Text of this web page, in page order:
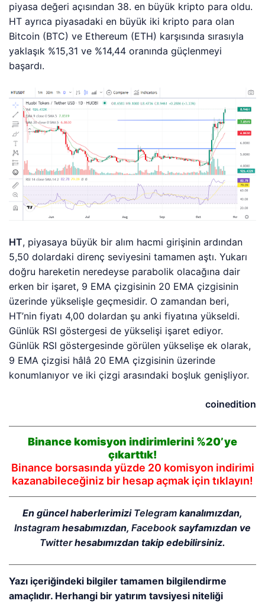
piyasa değeri açısından 38. en büyük kripto para oldu.
HT ayrıca piyasadaki en büyük iki kripto para olan
Bitcoin (BTC) ve Ethereum (ETH) karşısında sırasıyla
yaklaşık %15,31 ve %14,44 oranında güçlenmeyi
başardı.
HT, piyasaya büyük bir alım hacmi girişinin ardından
5,50 dolardaki direnç seviyesini tamamen aştı. Yukarı
doğru hareketin neredeyse parabolik olacağına dair
erken bir işaret, 9 EMA çizgisinin 20 EMA çizgisinin
üzerinde yükselişle geçmesidir. O zamandan beri,
HT’nin fiyatı 4,00 dolardan şu anki fiyatına yükseldi.
Günlük RSI göstergesi de yükselişi işaret ediyor.
Günlük RSI göstergesinde görülen yükselişe ek olarak,
9 EMA çizgisi hâlâ 20 EMA çizgisinin üzerinde
konumlanıyor ve iki çizgi arasındaki boşluk genişliyor.
coinedition
Binance komisyon indirimlerini %20’ye
çıkarttık!
Binance borsasında yüzde 20 komisyon indirimi
kazanabileceğiniz bir hesap açmak için tıklayın!
En güncel haberlerimizi Telegram kanalımızdan,
Instagramhesabımızdan, Facebooksayfamızdan ve
Twitterhesabımızdan takip edebilirsiniz.
Yazı içeriğindeki bilgiler tamamen bilgilendirme
amaçlıdır. Herhangi bir yatırım tavsiyesi niteliği